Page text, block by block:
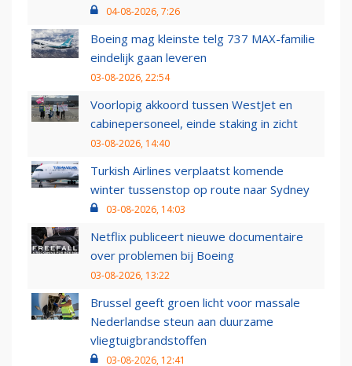
04-08-2026, 7:26
Boeing mag kleinste telg 737 MAX-familie
eindelijk gaan leveren
03-08-2026, 22:54
Voorlopig akkoord tussen WestJet en
cabinepersoneel, einde staking in zicht
03-08-2026, 14:40
Turkish Airlines verplaatst komende
winter tussenstop op route naar Sydney
03-08-2026, 14:03
Netflix publiceert nieuwe documentaire
over problemen bij Boeing
03-08-2026, 13:22
Brussel geeft groen licht voor massale
Nederlandse steun aan duurzame
vliegtuigbrandstoffen
03-08-2026, 12:41